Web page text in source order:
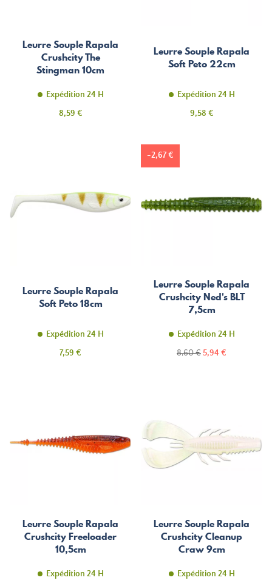
Leurre Souple Rapala
Crushcity The
Stingman 10cm
Expédition 24 H
Prix
8,59 €
Leurre Souple Rapala
Soft Peto 22cm
Expédition 24 H
Prix
9,58 €
Leurre Souple Rapala
Soft Peto 18cm
Expédition 24 H
Prix
7,59 €
Leurre Souple Rapala
Crushcity Ned's BLT
7,5cm
Expédition 24 H
Prix
8,60 €Prix
5,94 €
-2,67 €
Leurre Souple Rapala
Crushcity Freeloader
10,5cm
Expédition 24 H
Leurre Souple Rapala
Crushcity Cleanup
Craw 9cm
Expédition 24 H